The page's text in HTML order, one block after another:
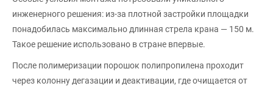
инженерного решения: из-за плотной застройки площадки
понадобилась максимально длинная стрела крана — 150 м.
Такое решение использовано в стране впервые.
После полимеризации порошок полипропилена проходит
через колонну дегазации и деактивации, где очищается от